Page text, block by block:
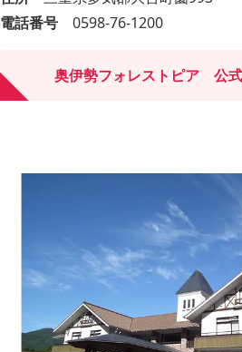
電話番号 0598-76-1200
奥伊勢フォレストピア 公